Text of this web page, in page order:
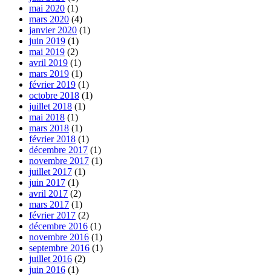
mai 2020 (1)
mars 2020 (4)
janvier 2020 (1)
juin 2019 (1)
mai 2019 (2)
avril 2019 (1)
mars 2019 (1)
février 2019 (1)
octobre 2018 (1)
juillet 2018 (1)
mai 2018 (1)
mars 2018 (1)
février 2018 (1)
décembre 2017 (1)
novembre 2017 (1)
juillet 2017 (1)
juin 2017 (1)
avril 2017 (2)
mars 2017 (1)
février 2017 (2)
décembre 2016 (1)
novembre 2016 (1)
septembre 2016 (1)
juillet 2016 (2)
juin 2016 (1)